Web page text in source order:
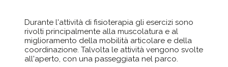
Durante l'attività di fisioterapia gli esercizi sono
rivolti principalmente alla muscolatura e al
miglioramento della mobilità articolare e della
coordinazione. Talvolta le attività vengono svolte
all'aperto, con una passeggiata nel parco.